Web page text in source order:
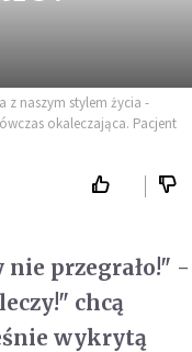
z naszym stylem życia -
okaleczająca. Pacjent
nie przegrało!" -
chcą
wykrytą